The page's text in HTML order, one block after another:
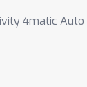
4matic Auto